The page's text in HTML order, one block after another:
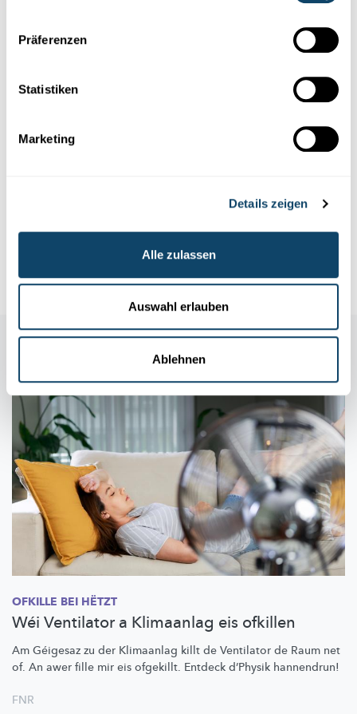
Präferenzen
Statistiken
Marketing
Details zeigen
Alle zulassen
Auswahl erlauben
Ablehnen
Auch in dieser Rubrik
OFKILLE BEI HËTZT
Wéi Ventilator a Klimaanlag eis ofkillen
Am Géigesaz zu der Klimaanlag killt de Ventilator de Raum net
of. An awer fille mir eis ofgekillt. Entdeck d’Physik hannendrun!
FNR